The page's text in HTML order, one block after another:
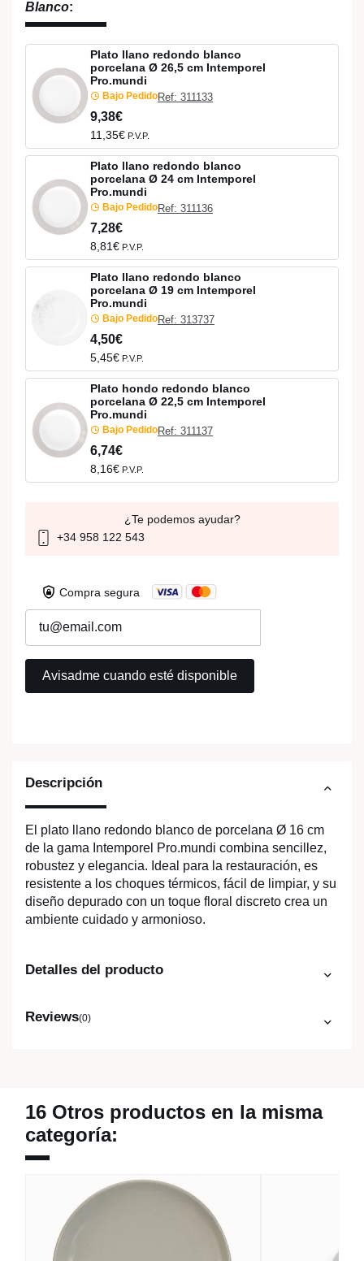
Descripción
El plato llano redondo blanco de porcelana Ø 16 cm
de la gama Intemporel Pro.mundi combina sencillez,
robustez y elegancia. Ideal para la restauración, es
resistente a los choques térmicos, fácil de limpiar, y su
diseño depurado con un toque floral discreto crea un
ambiente cuidado y armonioso.
Detalles del producto
Reviews(0)
Blanco:
Plato llano redondo blanco
porcelana Ø 26,5 cm Intemporel
Pro.mundi
Bajo PedidoRef: 311133
9,38€
11,35€ P.V.P.
Plato llano redondo blanco
porcelana Ø 24 cm Intemporel
Pro.mundi
Bajo PedidoRef: 311136
7,28€
8,81€ P.V.P.
Plato llano redondo blanco
porcelana Ø 19 cm Intemporel
Pro.mundi
Bajo PedidoRef: 313737
4,50€
5,45€ P.V.P.
Plato hondo redondo blanco
porcelana Ø 22,5 cm Intemporel
Pro.mundi
Bajo PedidoRef: 311137
6,74€
8,16€ P.V.P.
¿Te podemos ayudar?
+34 958 122 543
Compra segura
16 Otros productos en la misma
categoría: